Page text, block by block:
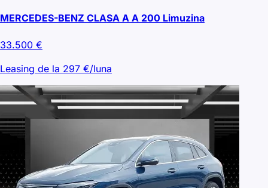
MERCEDES-BENZ CLASA A A 200 Limuzina
33.500 €
Leasing de la 297 €/luna